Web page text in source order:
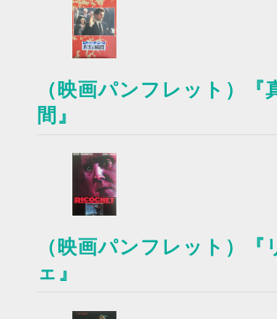
（映画パンフレット）『
間』
（映画パンフレット）『
ェ』